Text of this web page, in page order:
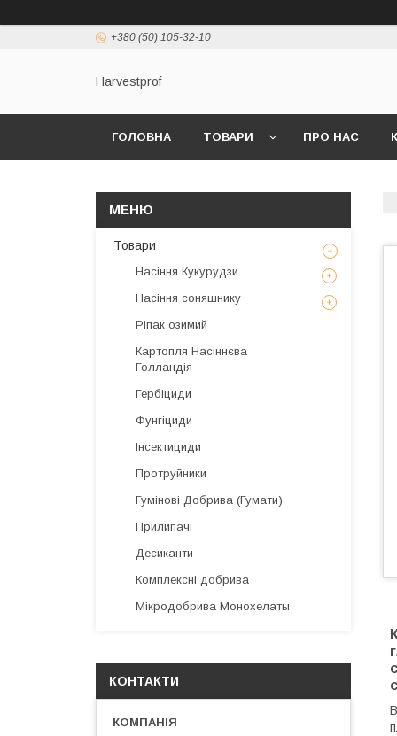
+380 (50) 105-32-10
Harvestprof
ГОЛОВНА ТОВАРИ ПРО НАС
Товари
Насіння Кукурудзи
Насіння соняшнику
Ріпак озимий
Картопля Насіннєва
Голландія
Гербіциди
Фунгіциди
Інсектициди
Протруйники
Гумінові Добрива (Гумати)
Прилипачі
Десиканти
Комплексні добрива
Мікродобрива Монохелаты
КОНТАКТИ